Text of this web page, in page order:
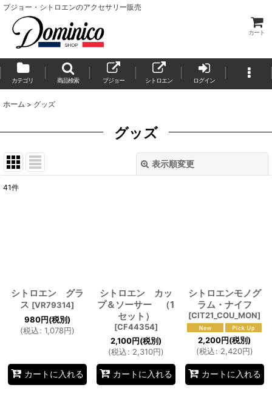
プジョー・シトロエンのアクセサリー販売
カート
カテゴリ 商品検索 プジョー シトロエン ログイン
ホーム > グッズ
グッズ
表示順変更
絞り込む
41件
シトロエン グラ
ス [VR79314]
980円(税別)
(税込: 1,078円)
カートに入れる
シトロエン カッ
プ＆ソーサー （1
セット）
[CF44354]
2,100円(税別)
(税込: 2,310円)
カートに入れる
シトロエンモノグ
ラム・ナイフ
[CIT21_COU_MON]
2,200円(税別)
(税込: 2,420円)
カートに入れる